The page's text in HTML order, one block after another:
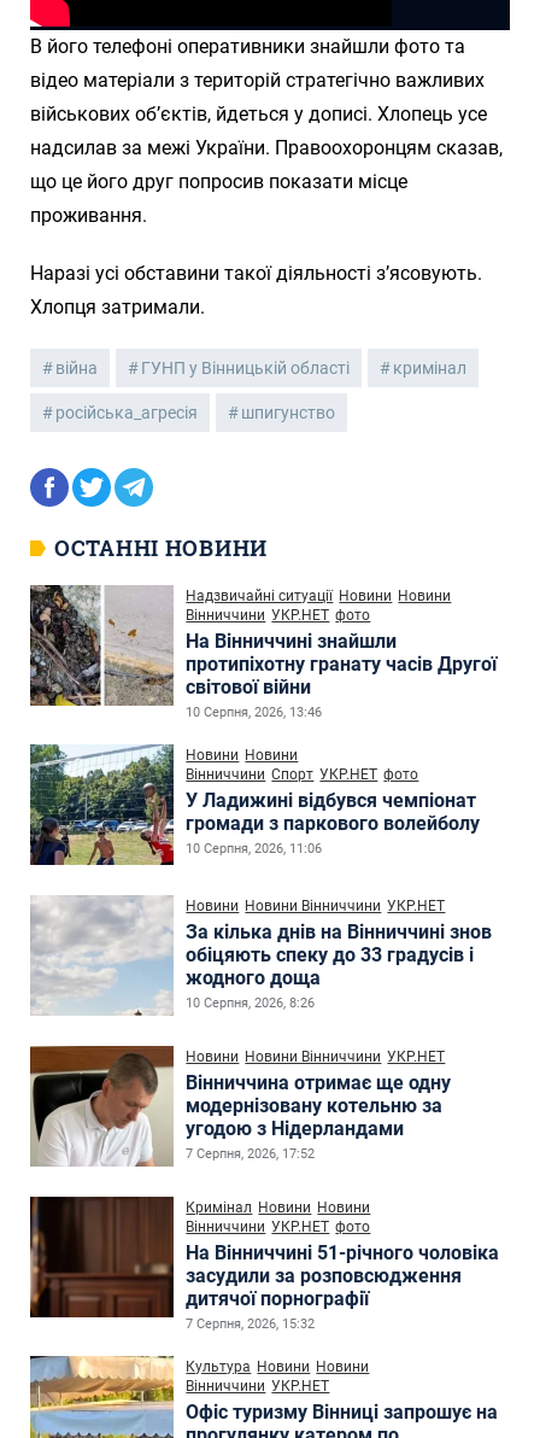
В його телефоні оперативники знайшли фото та
відео матеріали з територій стратегічно важливих
військових об’єктів, йдеться у дописі. Хлопець усе
надсилав за межі України. Правоохоронцям сказав,
що це його друг попросив показати місце
проживання.
Наразі усі обставини такої діяльності з’ясовують.
Хлопця затримали.
війна ГУНП у Вінницькій області кримінал
російська_агресія шпигунство
ОСТАННІ НОВИНИ
Надзвичайні ситуації Новини Новини
Вінниччини УКР.НЕТ фото
На Вінниччині знайшли
протипіхотну гранату часів Другої
світової війни
10 Серпня, 2026, 13:46
Новини Новини
Вінниччини Спорт УКР.НЕТ фото
У Ладижині відбувся чемпіонат
громади з паркового волейболу
10 Серпня, 2026, 11:06
Новини Новини Вінниччини УКР.НЕТ
За кілька днів на Вінниччині знов
обіцяють спеку до 33 градусів і
жодного доща
10 Серпня, 2026, 8:26
Новини Новини Вінниччини УКР.НЕТ
Вінниччина отримає ще одну
модернізовану котельню за
угодою з Нідерландами
7 Серпня, 2026, 17:52
Кримінал Новини Новини
Вінниччини УКР.НЕТ фото
На Вінниччині 51-річного чоловіка
засудили за розповсюдження
дитячої порнографії
7 Серпня, 2026, 15:32
Культура Новини Новини
Вінниччини УКР.НЕТ
Офіс туризму Вінниці запрошує на